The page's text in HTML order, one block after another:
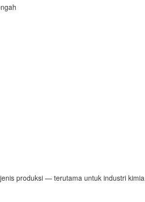
produksi — terutama untuk industri